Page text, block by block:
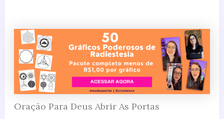
Oração Para Deus Abrir As Portas